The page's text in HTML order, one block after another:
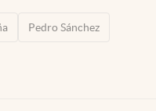
Pedro Sánchez